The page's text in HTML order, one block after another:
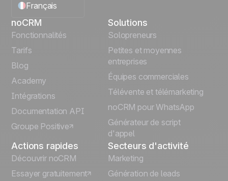
Français
English
Português
Italiano
Deutsch
noCRM
Fonctionnalités
Tarifs
Blog
Academy
Intégrations
Documentation API
Groupe Positive
Solutions
Solopreneurs
Petites et moyennes
entreprises
Équipes commerciales
Télévente et télémarketing
noCRM pour WhatsApp
Générateur de script
d'appel
Actions rapides
Découvrir noCRM
Essayer gratuitement
Secteurs d'activité
Marketing
Génération de leads